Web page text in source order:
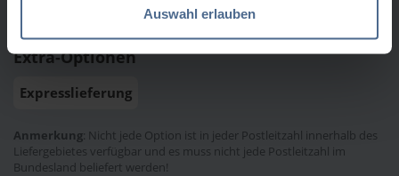
Auswahl erlauben
Extra-Optionen
Expresslieferung
Anmerkung: Nicht jede Option ist in jeder Postleitzahl innerhalb des
Liefergebietes verfügbar und es muss nicht jede Postleitzahl im
Bundesland beliefert werden!